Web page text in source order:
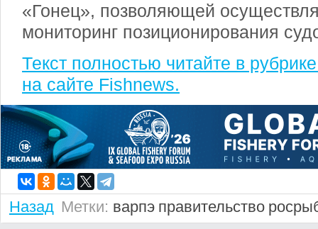
«Гонец», позволяющей
мониторинг позиционирования
Текст полностью читайте в
на сайте Fishnews.
Назад Метки: варпэ правительство